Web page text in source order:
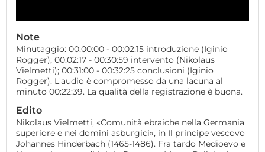
Note
Minutaggio: 00:00:00 - 00:02:15 introduzione (Iginio
Rogger); 00:02:17 - 00:30:59 intervento (Nikolaus
Vielmetti); 00:31:00 - 00:32:25 conclusioni (Iginio
Rogger). L'audio è compromesso da una lacuna al
minuto 00:22:39. La qualità della registrazione è buona.
Edito
Nikolaus Vielmetti, «Comunità ebraiche nella Germania
superiore e nei domini asburgici», in Il principe vescovo
Johannes Hinderbach (1465-1486). Fra tardo Medioevo e